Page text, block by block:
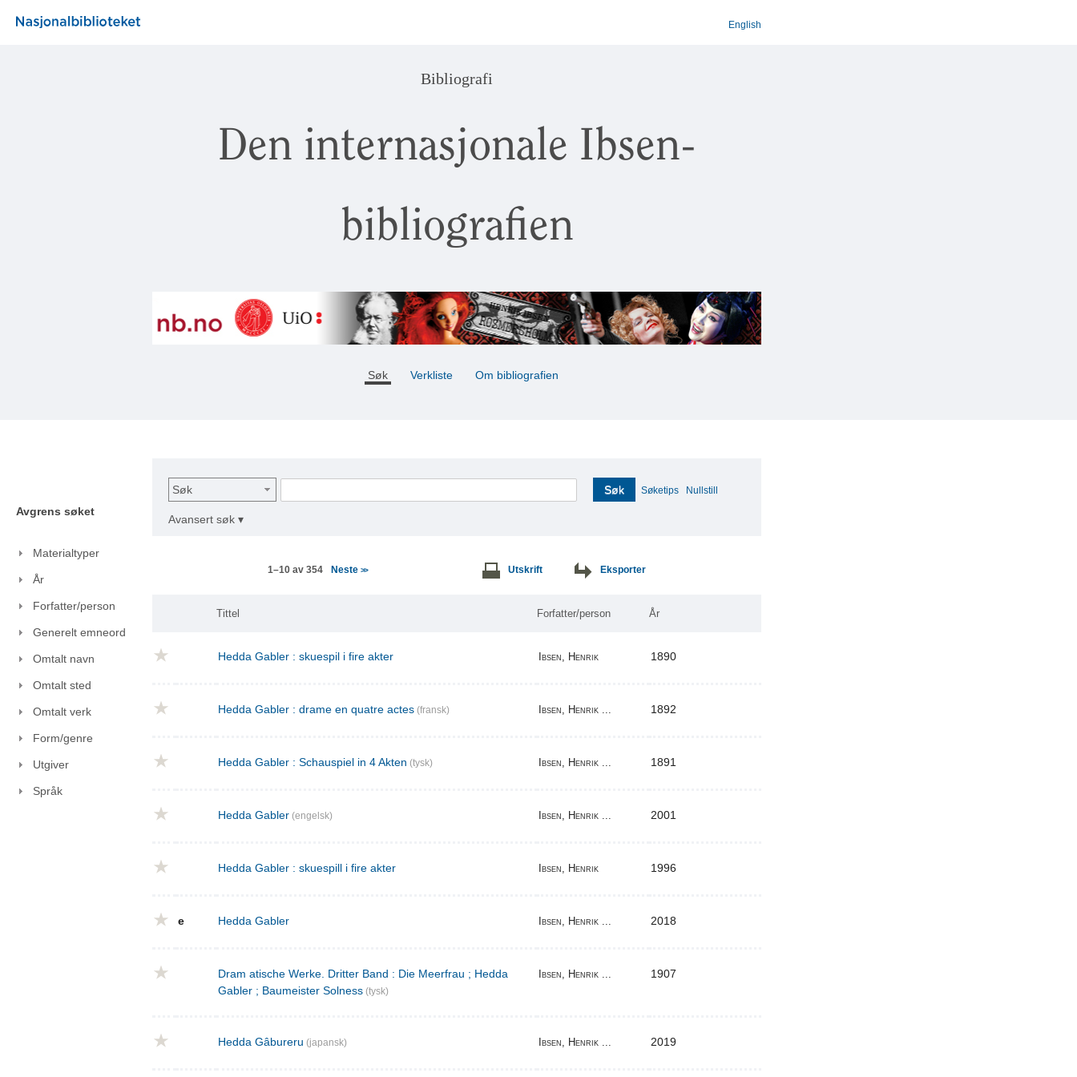
English
Bibliografi
Den internasjonale Ibsen-
bibliografien
Søk Verkliste Om bibliografien
Avgrens søket
Materialtyper
År
Forfatter/person
Generelt emneord
Omtalt navn
Omtalt sted
Omtalt verk
Form/genre
Utgiver
Språk
Søk Søk Søketips Nullstill
Avansert søk ▾
1–10 av 354 Neste >> Utskrift Eksporter
Tittel Forfatter/person År
Hedda Gabler : skuespil i fire akter Ibsen, Henrik 1890
Hedda Gabler : drame en quatre actes (fransk) Ibsen, Henrik ... 1892
Hedda Gabler : Schauspiel in 4 Akten (tysk) Ibsen, Henrik ... 1891
Hedda Gabler (engelsk) Ibsen, Henrik ... 2001
Hedda Gabler : skuespill i fire akter Ibsen, Henrik 1996
e Hedda Gabler Ibsen, Henrik ... 2018
Dram atische Werke. Dritter Band : Die Meerfrau ; Hedda
Gabler ; Baumeister Solness (tysk)
Ibsen, Henrik ... 1907
Hedda Gâbureru (japansk) Ibsen, Henrik ... 2019